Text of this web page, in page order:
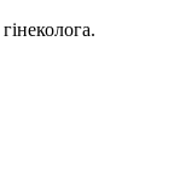
гінеколога.